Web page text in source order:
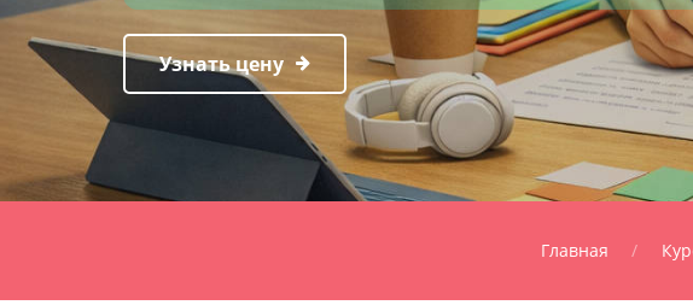
Узнать цену
Главная